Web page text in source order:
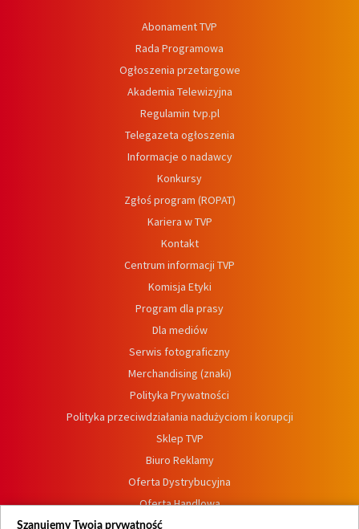
Abonament TVP
Rada Programowa
Ogłoszenia przetargowe
Akademia Telewizyjna
Regulamin tvp.pl
Telegazeta ogłoszenia
Informacje o nadawcy
Konkursy
Zgłoś program (ROPAT)
Kariera w TVP
Kontakt
Centrum informacji TVP
Komisja Etyki
Program dla prasy
Dla mediów
Serwis fotograficzny
Merchandising (znaki)
Polityka Prywatności
Polityka przeciwdziałania nadużyciom i korupcji
Sklep TVP
Biuro Reklamy
Oferta Dystrybucyjna
Oferta Handlowa
Dostępność
Szanujemy Twoją prywatność